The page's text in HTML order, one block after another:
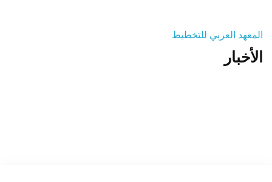
المنصة التدريبية
المعهد العربي للتخطيط
الأخبار